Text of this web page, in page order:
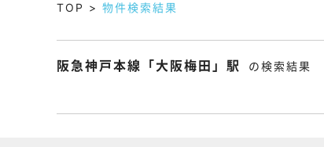
TOP 物件検索結果
阪急神戸本線「大阪梅田」駅
の検索結果